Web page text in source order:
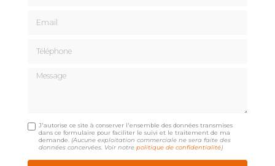
Message
J'autorise ce site à conserver l'ensemble des données transmises
dans ce formulaire pour faciliter le suivi et le traitement de ma
demande. (Aucune exploitation commerciale ne sera faite des
données concervées. Voir notrepolitique de confidentialité)